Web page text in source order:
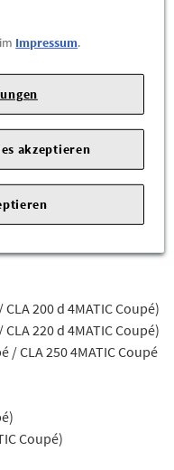
bei Ihrem Fahrzeug
Ihres
oder
CLA 200 d 4MATIC Coupé)
CLA 220 d 4MATIC Coupé)
/ CLA 250 4MATIC Coupé
Coupé)
Impressum.
akzeptieren